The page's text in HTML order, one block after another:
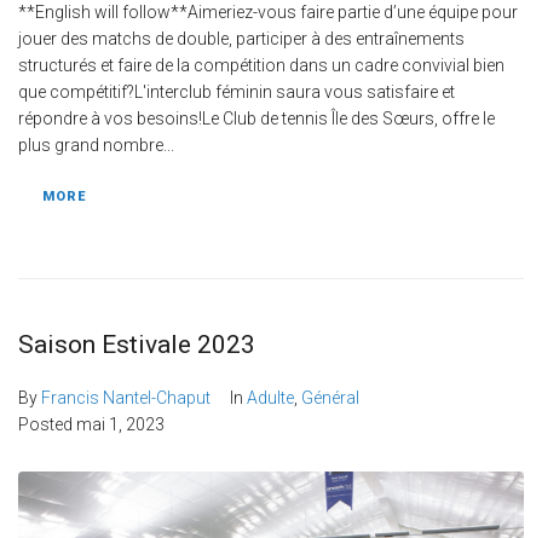
**English will follow**Aimeriez-vous faire partie d’une équipe pour
jouer des matchs de double, participer à des entraînements
structurés et faire de la compétition dans un cadre convivial bien
que compétitif?L'interclub féminin saura vous satisfaire et
répondre à vos besoins!Le Club de tennis Île des Sœurs, offre le
plus grand nombre...
MORE
Saison Estivale 2023
By Francis Nantel-Chaput In Adulte Général
Posted mai 1, 2023